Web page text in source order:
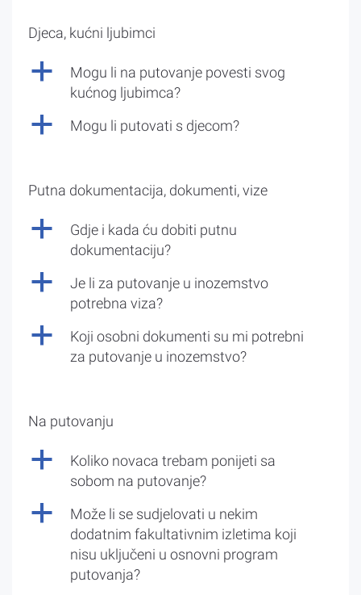
Djeca, kućni ljubimci
a
Mogu li na putovanje povesti svog
kućnog ljubimca?
a Mogu li putovati s djecom?
Putna dokumentacija, dokumenti, vize
a
Gdje i kada ću dobiti putnu
dokumentaciju?
a
Je li za putovanje u inozemstvo
potrebna viza?
a
Koji osobni dokumenti su mi potrebni
za putovanje u inozemstvo?
Na putovanju
a
Koliko novaca trebam ponijeti sa
sobom na putovanje?
a
Može li se sudjelovati u nekim
dodatnim fakultativnim izletima koji
nisu uključeni u osnovni program
putovanja?